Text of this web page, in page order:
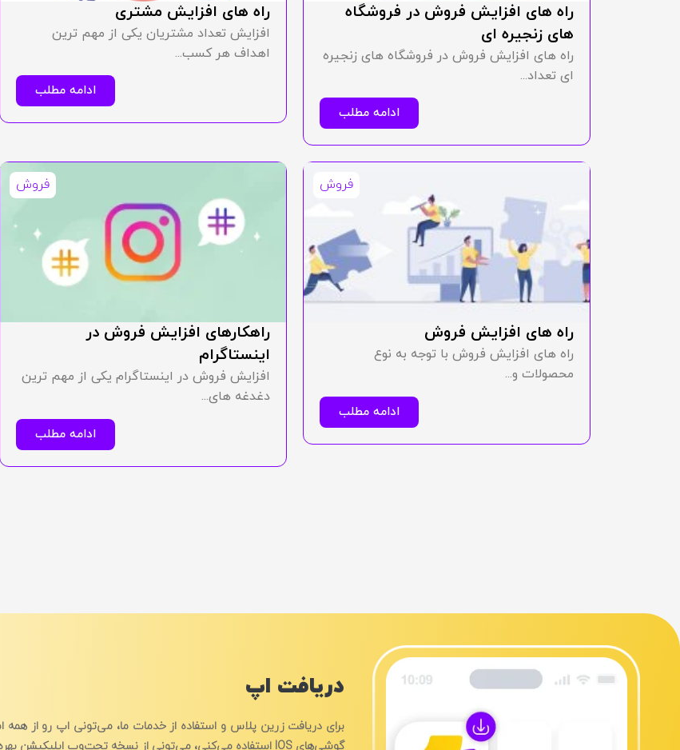
راه های افزایش فروش در فروشگاه
های زنجیره ای
راه های افزایش فروش در فروشگاه های زنجیره
ای تعداد...
ادامه مطلب
راه‌ های افزایش مشتری
افزایش تعداد مشتریان یکی از مهم ترین
اهداف هر کسب...
ادامه مطلب
فروش
راه های افزایش فروش
راه های افزایش فروش با توجه به نوع
محصولات و...
ادامه مطلب
فروش
راهکارهای افزایش فروش در
اینستاگرام
افزایش فروش در اینستاگرام یکی از مهم ترین
دغدغه های...
ادامه مطلب
دریافت اپ
برای دریافت زرین پلاس و استفاده از خدمات ما، می‌تونی اپ رو از همه
گوشی‌های IOS استفاده می‌کنی، می‌تونی از نسخه تحت‌وب اپلیکیشن بهره‌مند بشی.